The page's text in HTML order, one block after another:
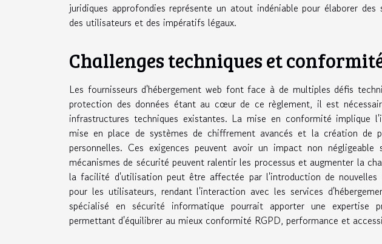
juridiques approfondies représente un atout indéniable pour élaborer
des utilisateurs et des impératifs légaux.
Challenges techniques et
Les fournisseurs d'hébergement web font face à de multiples défis
protection des données étant au cœur de ce règlement, il est
infrastructures techniques existantes. La mise en conformité implique
mise en place de systèmes de chiffrement avancés et la création de
personnelles. Ces exigences peuvent avoir un impact non
mécanismes de sécurité peuvent ralentir les processus et augmenter la
la facilité d'utilisation peut être affectée par l'introduction de
pour les utilisateurs, rendant l'interaction avec les services
spécialisé en sécurité informatique pourrait apporter une expertise
permettant d'équilibrer au mieux conformité RGPD, performance et